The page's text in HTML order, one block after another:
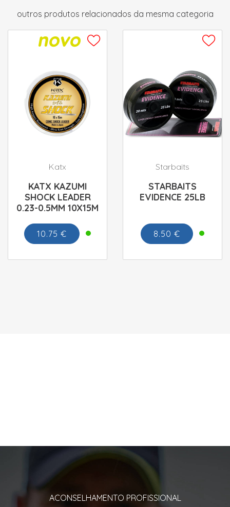
outros produtos relacionados da mesma categoria
Katx
KATX KAZUMI
SHOCK LEADER
0.23-0.5MM 10X15M
10.75 €
Starbaits
STARBAITS
EVIDENCE 25LB
8.50 €
ACONSELHAMENTO PROFISSIONAL